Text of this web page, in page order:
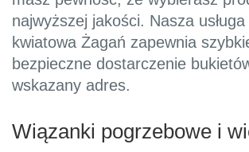
najwyższej jakości. Nasza
kwiatowa Żagań zapewnia
bezpieczne dostarczenie
wskazany adres.
Wiązanki pogrzebowe i